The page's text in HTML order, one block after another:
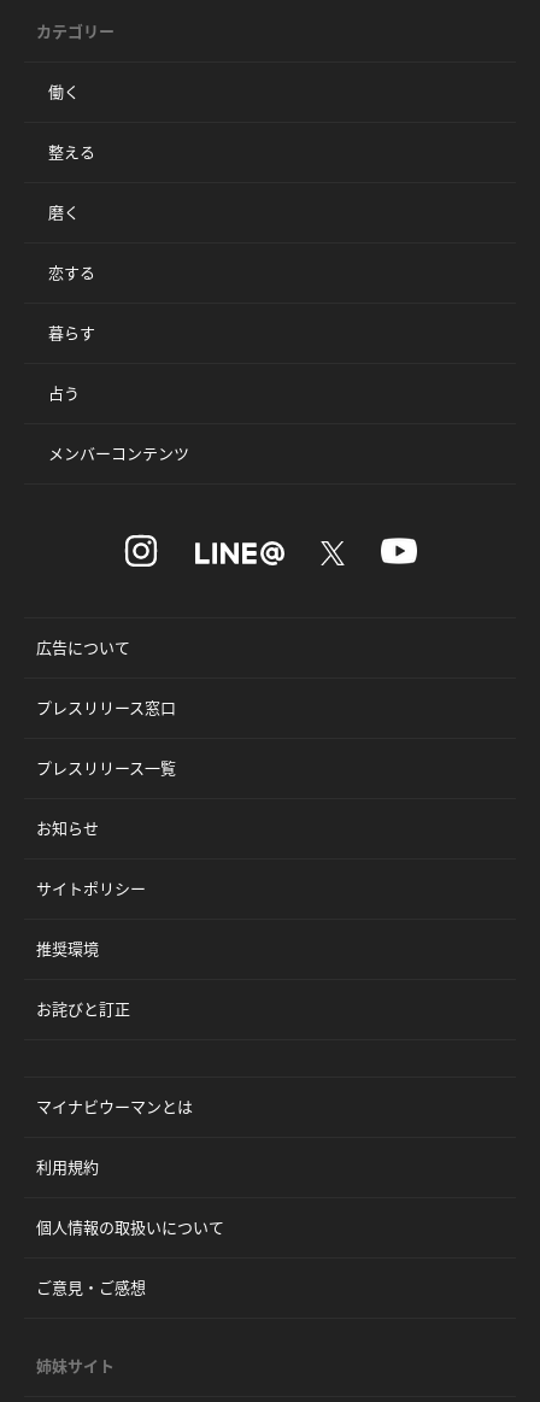
カテゴリー
働く
整える
磨く
恋する
暮らす
占う
メンバーコンテンツ
広告について
プレスリリース窓口
プレスリリース一覧
お知らせ
サイトポリシー
推奨環境
お詫びと訂正
マイナビウーマンとは
利用規約
個人情報の取扱いについて
ご意見・ご感想
姉妹サイト